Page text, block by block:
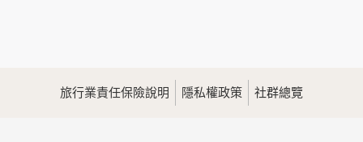
為提供精確的服務，我們會將收集的問卷調查內容進行統計與
分析，分析結果之統計數據或說明文字呈現，除供內部研究
旅行業責任保險說明 隱私權政策 社群總覽